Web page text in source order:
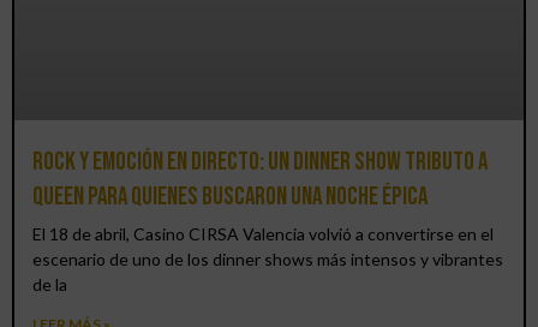
Rock y emoción en directo: un Dinner Show Tributo a
Queen para quienes buscaron una noche épica
El 18 de abril, Casino CIRSA Valencia volvió a convertirse en el
escenario de uno de los dinner shows más intensos y vibrantes
de la